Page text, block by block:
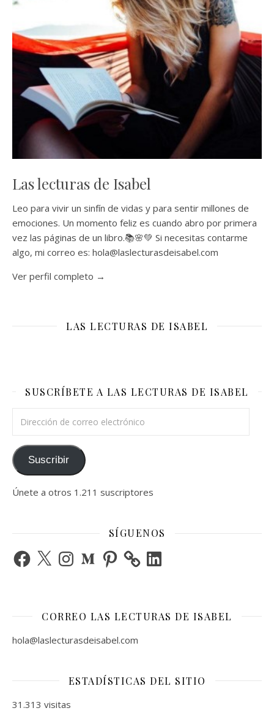
Las lecturas de Isabel
Leo para vivir un sinfín de vidas y para sentir millones de
emociones. Un momento feliz es cuando abro por primera
vez las páginas de un libro.📚🌸💚 Si necesitas contarme
algo, mi correo es: hola@laslecturasdeisabel.com
Ver perfil completo →
LAS LECTURAS DE ISABEL
SUSCRÍBETE A LAS LECTURAS DE ISABEL
Suscribir
Únete a otros 1.211 suscriptores
SÍGUENOS
Facebook
X InstagramMediumPinterest LinkedIn
CORREO LAS LECTURAS DE ISABEL
hola@laslecturasdeisabel.com
ESTADÍSTICAS DEL SITIO
31.313 visitas